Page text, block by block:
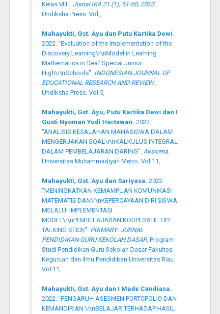
Kelas VIII". Jurnal IKA 21 (1), 51-60, 2023 .
Undiksha Press. Vol.,
Mahayukti, Gst. Ayu dan Putu Kartika Dewi.
2022. "Evaluation of the Implementation of the
Discovery Learning\r\nModel in Learning
Mathematics in Deaf Special Junior
High\r\nSchools". INDONESIAN JOURNAL OF
EDUCATIONAL RESEARCH AND REVIEW.
Undiksha Press. Vol.5,
Mahayukti, Gst. Ayu, Putu Kartika Dewi dan I
Gusti Nyoman Yudi Hartawan. 2022.
"ANALISIS KESALAHAN MAHASISWA DALAM
MENGERJAKAN SOAL\r\nKALKULUS INTEGRAL
DALAM PEMBELAJARAN DARING". Aksioma.
Universitas Muhammadiyah Metro. Vol.11,
Mahayukti, Gst. Ayu dan Sariyasa. 2022.
"MENINGKATKAN KEMAMPUAN KOMUNIKASI
MATEMATIS DAN\r\nKEPERCAYAAN DIRI SISWA
MELALUI IMPLEMENTASI
MODEL\r\nPEMBELAJARAN KOOPERATIF TIPE
TALKING STICK". PRIMARY: JURNAL
PENDIDIKAN GURU SEKOLAH DASAR. Program
Studi Pendidikan Guru Sekolah Dasar Fakultas
Keguruan dan Ilmu Pendidikan Universitas Riau.
Vol.11,
Mahayukti, Gst. Ayu dan I Made Candiasa.
2022. "PENGARUH ASESMEN PORTOFOLIO DAN
KEMANDIRIAN \r\nBELAJAR TERHADAP HASIL